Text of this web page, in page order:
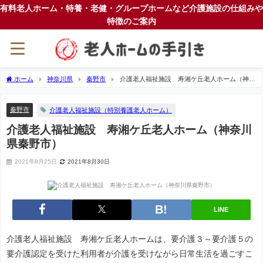
有料老人ホーム・特養・老健・グループホームなど介護施設の仕組みや
特徴のご案内
ホーム 神奈川県 秦野市
介護老人福祉施設 寿湘ケ丘老人ホーム（神奈
秦野市 介護老人福祉施設（特別養護老人ホーム）
介護老人福祉施設 寿湘ケ丘老人ホーム（神奈川
県秦野市）
2021年8月25日 2021年8月30日
LINE
介護老人福祉施設 寿湘ケ丘老人ホームは、要介護３～要介護５の
要介護認定を受けた利用者が介護を受けながら日常生活を過ごすこ